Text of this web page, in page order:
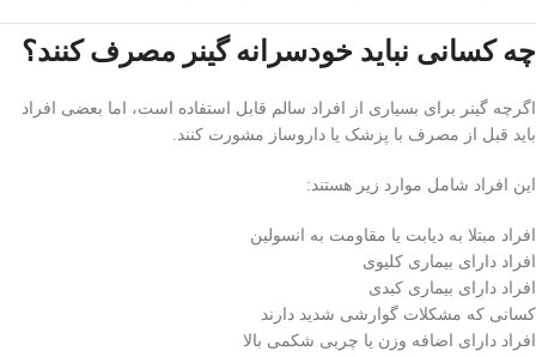
چه کسانی نباید خودسرانه گینر مصرف کنند؟
اگرچه گینر برای بسیاری از افراد سالم قابل استفاده است، اما بعضی افراد
باید قبل از مصرف با پزشک یا داروساز مشورت کنند.
این افراد شامل موارد زیر هستند:
افراد مبتلا به دیابت یا مقاومت به انسولین
افراد دارای بیماری کلیوی
افراد دارای بیماری کبدی
کسانی که مشکلات گوارشی شدید دارند
افراد دارای اضافه وزن یا چربی شکمی بالا